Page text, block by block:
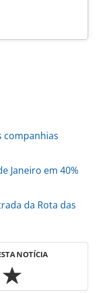
companhias
Janeiro em 40%
da Rota das
NOTÍCIA